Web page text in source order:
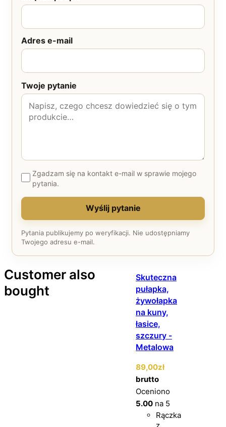
Adres e-mail
Twoje pytanie
Zgadzam się na kontakt e-mail w sprawie mojego
pytania.
Wyślij pytanie
Pytania publikujemy po weryfikacji. Nie udostępniamy
Twojego adresu e-mail.
Customer also
bought
Skuteczna
pułapka,
żywołapka
na kuny,
łasice,
szczury -
Metalowa
89,00zł
brutto
Oceniono
5.00 na 5
Rączka